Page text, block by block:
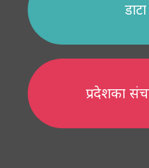
प्रदेशका